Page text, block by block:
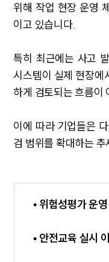
위해 작업 현장 운영
이고 있습니다.
특히 최근에는 사고
시스템이 실제 현장에
하게 검토되는 흐름이
이에 따라 기업들은
검 범위를 확대하는 추
• 위험성평가 운
• 안전교육 실시